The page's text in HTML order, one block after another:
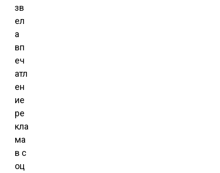
зв
ел
а
вп
еч
атл
ен
ие
ре
кла
ма
в с
оц